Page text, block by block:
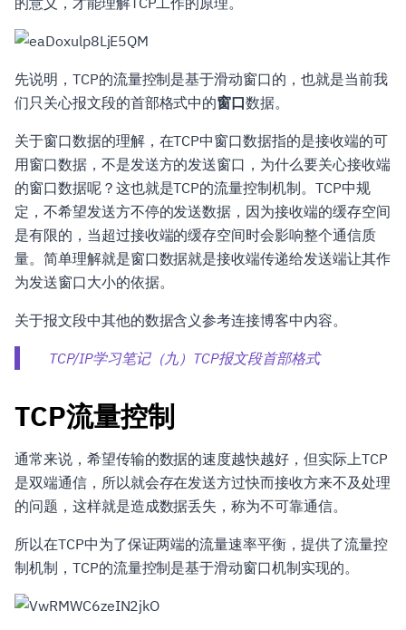
先说明，TCP的流量控制是基于滑动窗口的，也就是当前我
们只关心报文段的首部格式中的窗口数据。
关于窗口数据的理解，在TCP中窗口数据指的是接收端的可
用窗口数据，不是发送方的发送窗口，为什么要关心接收端
的窗口数据呢？这也就是TCP的流量控制机制。TCP中规
定，不希望发送方不停的发送数据，因为接收端的缓存空间
是有限的，当超过接收端的缓存空间时会影响整个通信质
量。简单理解就是窗口数据就是接收端传递给发送端让其作
为发送窗口大小的依据。
关于报文段中其他的数据含义参考连接博客中内容。
TCP/IP学习笔记（九）TCP报文段首部格式
TCP流量控制
通常来说，希望传输的数据的速度越快越好，但实际上TCP
是双端通信，所以就会存在发送方过快而接收方来不及处理
的问题，这样就是造成数据丢失，称为不可靠通信。
所以在TCP中为了保证两端的流量速率平衡，提供了流量控
制机制，TCP的流量控制是基于滑动窗口机制实现的。